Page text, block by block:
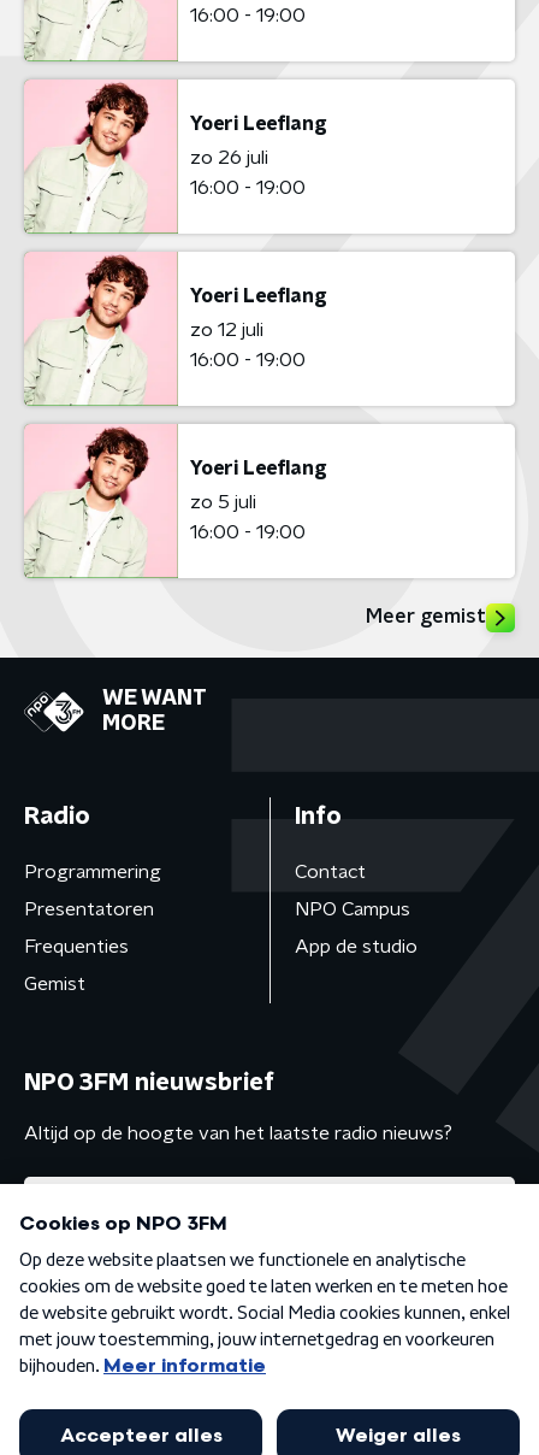
16:00 - 19:00
Yoeri Leeflang
zo 26 juli
16:00 - 19:00
Yoeri Leeflang
zo 12 juli
16:00 - 19:00
Yoeri Leeflang
zo 5 juli
16:00 - 19:00
Meer gemist
WE WANT
MORE
Radio
Programmering
Presentatoren
Frequenties
Gemist
Info
Contact
NPO Campus
App de studio
NPO 3FM nieuwsbrief
Altijd op de hoogte van het laatste radio nieuws?
Algemene voorwaarden Privacybeleid